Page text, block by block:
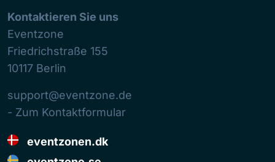
Kontaktieren Sie uns
Eventzone
Friedrichstraße 155
10117 Berlin
support@eventzone.de
- Zum Kontaktformular
eventzonen.dk